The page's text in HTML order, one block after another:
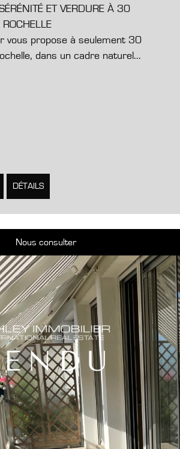
ET VERDURE À 30
vous propose à seulement 30
dans un cadre naturel...
DÉTAILS
Nous consulter